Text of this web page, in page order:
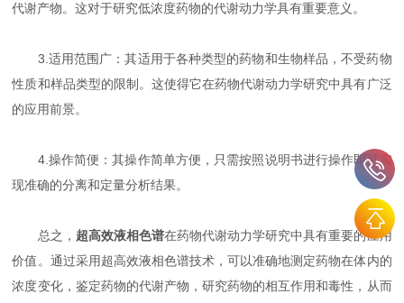
代谢产物。这对于研究低浓度药物的代谢动力学具有重要意义。
3.适用范围广：其适用于各种类型的药物和生物样品，不受药物
性质和样品类型的限制。这使得它在药物代谢动力学研究中具有广泛
的应用前景。
4.操作简便：其操作简单方便，只需按照说明书进行操作即可实
现准确的分离和定量分析结果。
总之， 超高效液相色谱在药物代谢动力学研究中具有重要的应用
价值。通过采用超高效液相色谱技术，可以准确地测定药物在体内的
浓度变化，鉴定药物的代谢产物，研究药物的相互作用和毒性，从而